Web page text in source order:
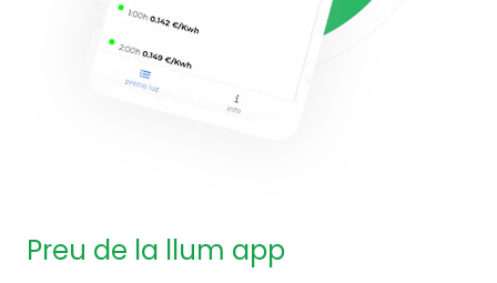
Preu de la llum app